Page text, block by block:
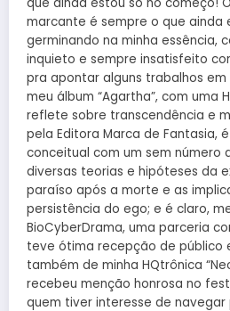
marcante é sempre o que ainda
germinando na minha essência,
inquieto e sempre insatisfeito
pra apontar alguns trabalhos
meu álbum “Agartha”, com uma
reflete sobre transcendência e
pela Editora Marca de Fantasia,
conceitual com um sem número
diversas teorias e hipóteses da
paraíso após a morte e as
persistência do ego; e é claro,
BioCyberDrama, uma parceria
teve ótima recepção de público
também de minha HQtrônica
recebeu menção honrosa no
quem tiver interesse de